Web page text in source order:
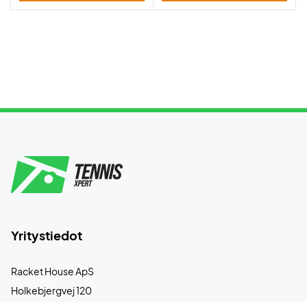
Yritystiedot
Racket House ApS
Holkebjergvej 120